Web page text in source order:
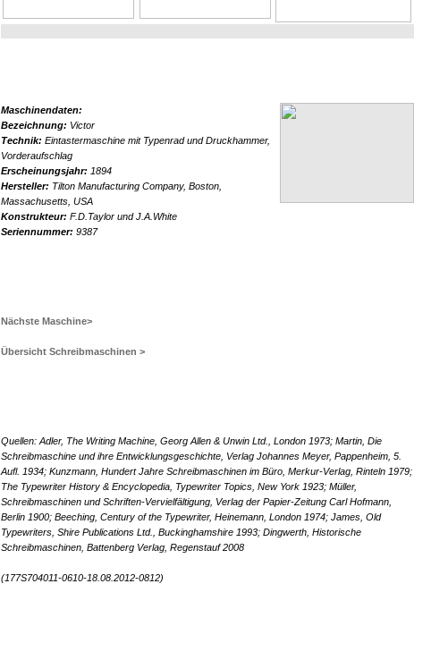
Maschinendaten:
Bezeichnung: Victor
Technik: Eintastermaschine mit Typenrad und Druckhammer,
Vorderaufschlag
Erscheinungsjahr: 1894
Hersteller: Tilton Manufacturing Company, Boston,
Massachusetts, USA
Konstrukteur: F.D.Taylor und J.A.White
Seriennummer: 9387
Nächste Maschine>
Übersicht Schreibmaschinen >
Quellen: Adler, The Writing Machine, Georg Allen & Unwin Ltd., London 1973; Martin, Die
Schreibmaschine und ihre Entwicklungsgeschichte, Verlag Johannes Meyer, Pappenheim, 5.
Aufl. 1934; Kunzmann, Hundert Jahre Schreibmaschinen im Büro, Merkur-Verlag, Rinteln 1979;
The Typewriter History & Encyclopedia, Typewriter Topics, New York 1923; Müller,
Schreibmaschinen und Schriften-Vervielfältigung, Verlag der Papier-Zeitung Carl Hofmann,
Berlin 1900; Beeching, Century of the Typewriter, Heinemann, London 1974; James, Old
Typewriters, Shire Publications Ltd., Buckinghamshire 1993; Dingwerth, Historische
Schreibmaschinen, Battenberg Verlag, Regenstauf 2008
(177S704011-0610-18.08.2012-0812)